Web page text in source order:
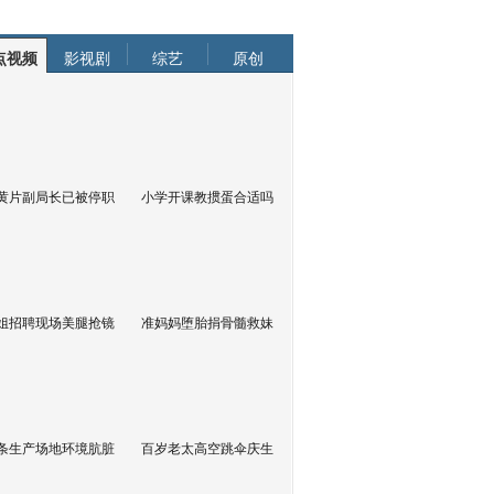
视频 影视剧 综艺 原创
片副局长已被停职 小学开课教掼蛋合适吗
招聘现场美腿抢镜 准妈妈堕胎捐骨髓救妹
生产场地环境肮脏 百岁老太高空跳伞庆生